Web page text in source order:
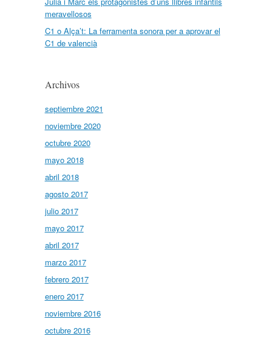
meravellosos
C1 o Alça’t: La ferramenta sonora per a aprovar el
C1 de valencià
Archivos
septiembre 2021
noviembre 2020
octubre 2020
mayo 2018
abril 2018
agosto 2017
julio 2017
mayo 2017
abril 2017
marzo 2017
febrero 2017
enero 2017
noviembre 2016
octubre 2016